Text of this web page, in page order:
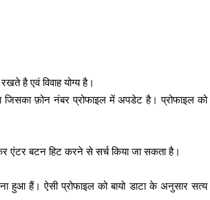
है एवं विवाह योग्य है।
जिसका फ़ोन नंबर प्रोफाइल में अपडेट है। प्रोफाइल को
एंटर बटन हिट करने से सर्च किया जा सकता है।
हुआ हैं। ऐसी प्रोफाइल को बायो डाटा के अनुसार सत्य